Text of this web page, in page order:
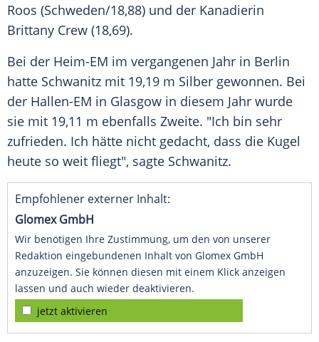
Roos (Schweden/18,88) und der Kanadierin
Brittany Crew (18,69).
Bei der Heim-EM im vergangenen Jahr in Berlin
hatte Schwanitz mit 19,19 m Silber gewonnen. Bei
der Hallen-EM in Glasgow in diesem Jahr wurde
sie mit 19,11 m ebenfalls Zweite. "Ich bin sehr
zufrieden. Ich hätte nicht gedacht, dass die Kugel
heute so weit fliegt", sagte Schwanitz.
Empfohlener externer Inhalt:
Glomex GmbH
Wir benötigen Ihre Zustimmung, um den von unserer
Redaktion eingebundenen Inhalt von Glomex GmbH
anzuzeigen. Sie können diesen mit einem Klick anzeigen
lassen und auch wieder deaktivieren.
jetzt aktivieren